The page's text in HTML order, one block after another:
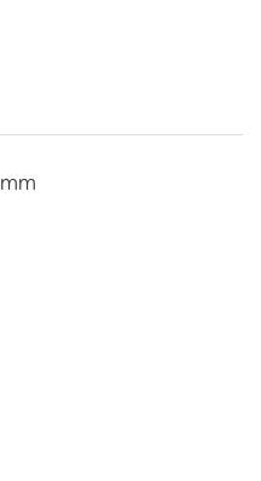
mm